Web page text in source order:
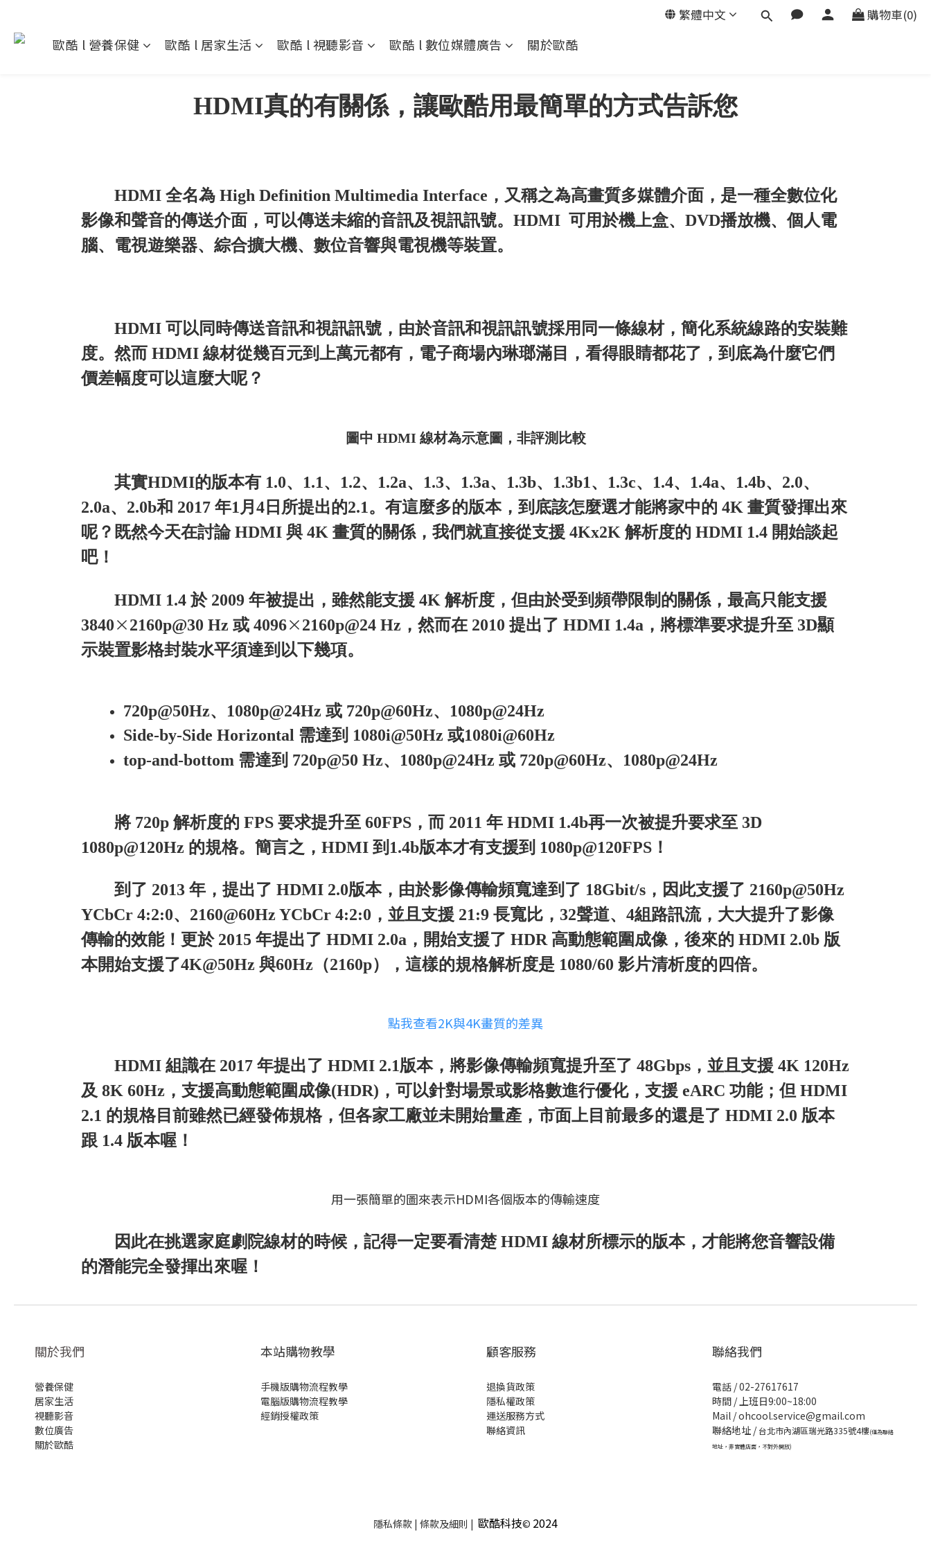
繁體中文 購物車(0)
歐酷 l 營養保健 歐酷 l 居家生活 歐酷 l 視聽影音 歐酷 l 數位媒體廣告 關於歐酷
HDMI真的有關係，讓歐酷用最簡單的方式告訴您
HDMI 全名為 High Definition Multimedia Interface，又稱之為高畫質多媒體介面，是一種全數位化
影像和聲音的傳送介面，可以傳送未縮的音訊及視訊訊號。HDMI 可用於機上盒、DVD播放機、個人電
腦、電視遊樂器、綜合擴大機、數位音響與電視機等裝置。
HDMI 可以同時傳送音訊和視訊訊號，由於音訊和視訊訊號採用同一條線材，簡化系統線路的安裝難
度。然而 HDMI 線材從幾百元到上萬元都有，電子商場內琳瑯滿目，看得眼睛都花了，到底為什麼它們
價差幅度可以這麼大呢？
圖中 HDMI 線材為示意圖，非評測比較
其實HDMI的版本有 1.0、1.1、1.2、1.2a、1.3、1.3a、1.3b、1.3b1、1.3c、1.4、1.4a、1.4b、2.0、
2.0a、2.0b和 2017 年1月4日所提出的2.1。有這麼多的版本，到底該怎麼選才能將家中的 4K 畫質發揮出來
呢？既然今天在討論 HDMI 與 4K 畫質的關係，我們就直接從支援 4Kx2K 解析度的 HDMI 1.4 開始談起
吧！
HDMI 1.4 於 2009 年被提出，雖然能支援 4K 解析度，但由於受到頻帶限制的關係，最高只能支援
3840×2160p@30 Hz 或 4096×2160p@24 Hz，然而在 2010 提出了 HDMI 1.4a，將標準要求提升至 3D顯
示裝置影格封裝水平須達到以下幾項。
720p@50Hz、1080p@24Hz 或 720p@60Hz、1080p@24Hz
Side-by-Side Horizontal 需達到 1080i@50Hz 或1080i@60Hz
top-and-bottom 需達到 720p@50 Hz、1080p@24Hz 或 720p@60Hz、1080p@24Hz
將 720p 解析度的 FPS 要求提升至 60FPS，而 2011 年 HDMI 1.4b再一次被提升要求至 3D
1080p@120Hz 的規格。簡言之， HDMI 到1.4b版本才有支援到 1080p@120FPS！
到了 2013 年，提出了 HDMI 2.0版本，由於影像傳輸頻寬達到了 18Gbit/s，因此支援了 2160p@50Hz
YCbCr 4:2:0、2160@60Hz YCbCr 4:2:0，並且支援 21:9 長寬比，32聲道、4組路訊流，大大提升了影像
傳輸的效能！更於 2015 年提出了 HDMI 2.0a，開始支援了 HDR 高動態範圍成像，後來的 HDMI 2.0b 版
本開始支援了4K@50Hz 與60Hz（2160p），這樣的規格解析度是 1080/60 影片清析度的四倍。
點我查看2K與4K畫質的差異
HDMI 組識在 2017 年提出了 HDMI 2.1版本，將影像傳輸頻寬提升至了 48Gbps，並且支援 4K 120Hz
及 8K 60Hz，支援高動態範圍成像(HDR)，可以針對場景或影格數進行優化，支援 eARC 功能；但 HDMI
2.1 的規格目前雖然已經發佈規格，但各家工廠並未開始量產，市面上目前最多的還是了 HDMI 2.0 版本
跟 1.4 版本喔！
用一張簡單的圖來表示HDMI各個版本的傳輸速度
因此在挑選家庭劇院線材的時候，記得一定要看清楚 HDMI 線材所標示的版本，才能將您音響設備
的潛能完全發揮出來喔！
關於我們
營養保健
居家生活
視聽影音
數位廣告
關於歐酷
本站購物教學
手機版購物流程教學
電腦版購物流程教學
經銷授權政策
顧客服務
退換貨政策
隱私權政策
運送服務方式
聯絡資訊
聯絡我們
電話 / 02-27617617
時間 / 上班日9:00~18:00
Mail / ohcool.service@gmail.com
聯絡地址 /台北市內湖區瑞光路335號4樓(僅為聯絡
地址，非實體店面，不對外開放)
隱私條款 | 條款及細則 | 歐酷科技© 2024